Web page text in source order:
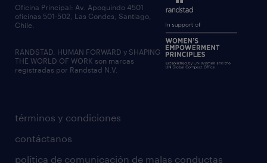
términos y condiciones
contáctanos
política de comunicación de malas conductas
Oficina Principal: Av. Apoquindo 4501
oficinas 501-502, Las Condes, Santiago,
Chile.
RANDSTAD, HUMAN FORWARD y SHAPING
THE WORLD OF WORK son marcas
registradas por Randstad N.V.